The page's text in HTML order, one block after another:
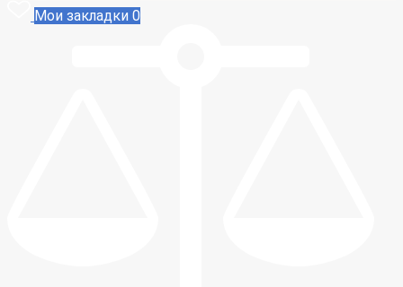
Мои закладки 0